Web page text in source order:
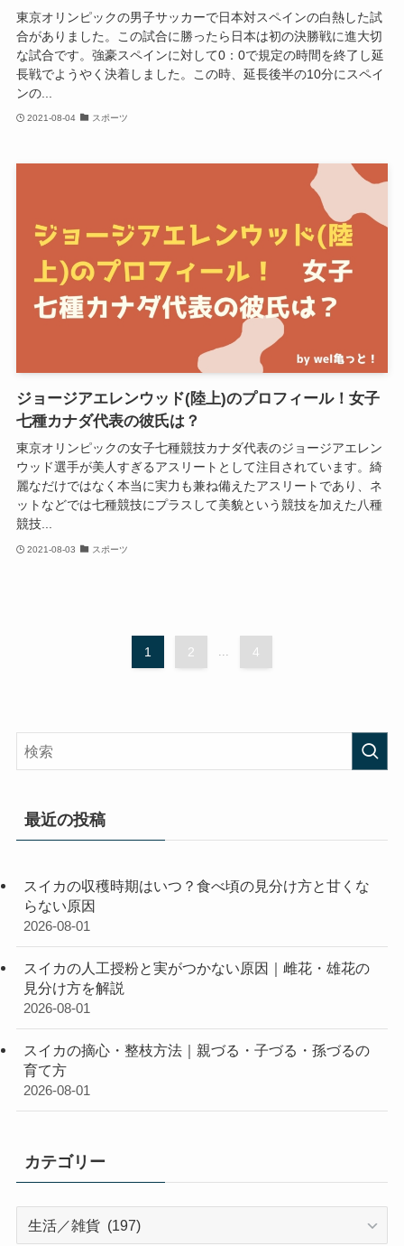
東京オリンピックの男子サッカーで日本対スペインの白熱した試
合がありました。この試合に勝ったら日本は初の決勝戦に進大切
な試合です。強豪スペインに対して0：0で規定の時間を終了し延
長戦でようやく決着しました。この時、延長後半の10分にスペイ
ンの...
2021-08-04 スポーツ
ジョージアエレンウッド(陸上)のプロフィール！女子
七種カナダ代表の彼氏は？
東京オリンピックの女子七種競技カナダ代表のジョージアエレン
ウッド選手が美人すぎるアスリートとして注目されています。綺
麗なだけではなく本当に実力も兼ね備えたアスリートであり、ネ
ットなどでは七種競技にプラスして美貌という競技を加えた八種
競技...
2021-08-03 スポーツ
1 2 ... 4
最近の投稿
スイカの収穫時期はいつ？食べ頃の見分け方と甘くな
らない原因
2026-08-01
スイカの人工授粉と実がつかない原因｜雌花・雄花の
見分け方を解説
2026-08-01
スイカの摘心・整枝方法｜親づる・子づる・孫づるの
育て方
2026-08-01
カテゴリー